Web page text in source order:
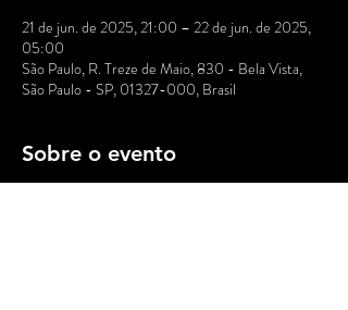
21 de jun. de 2025, 21:00 – 22 de jun. de 2025,
05:00
São Paulo, R. Treze de Maio, 830 - Bela Vista,
São Paulo - SP, 01327-000, Brasil
Sobre o evento